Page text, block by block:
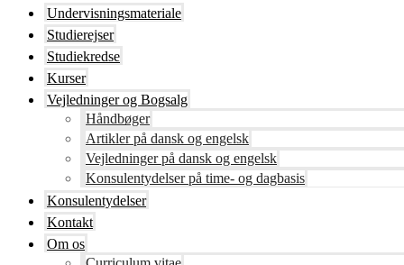
Undervisningsmateriale
Studierejser
Studiekredse
Kurser
Vejledninger og Bogsalg
Håndbøger
Artikler på dansk og engelsk
Vejledninger på dansk og engelsk
Konsulentydelser på time- og dagbasis
Konsulentydelser
Kontakt
Om os